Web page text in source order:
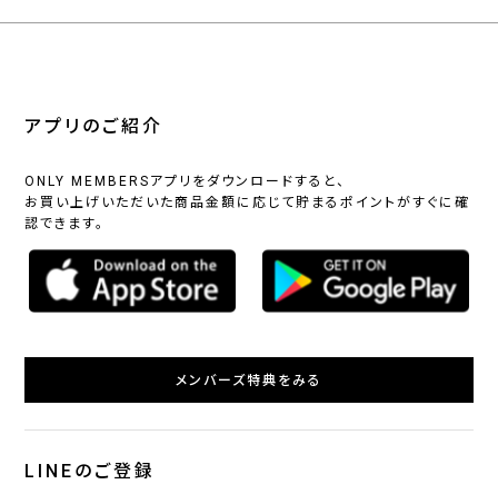
アプリのご紹介
ONLY MEMBERSアプリをダウンロードすると、
お買い上げいただいた商品金額に応じて貯まるポイントがすぐに確
認できます。
メンバーズ特典をみる
LINEのご登録